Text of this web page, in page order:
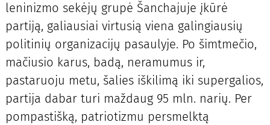
leninizmo sekėjų grupė Šanchajuje įkūrė
partiją, galiausiai virtusią viena galingiausių
politinių organizacijų pasaulyje. Po šimtmečio,
mačiusio karus, badą, neramumus ir,
pastaruoju metu, šalies iškilimą iki supergalios,
partija dabar turi maždaug 95 mln. narių. Per
pompastišką, patriotizmu persmelktą